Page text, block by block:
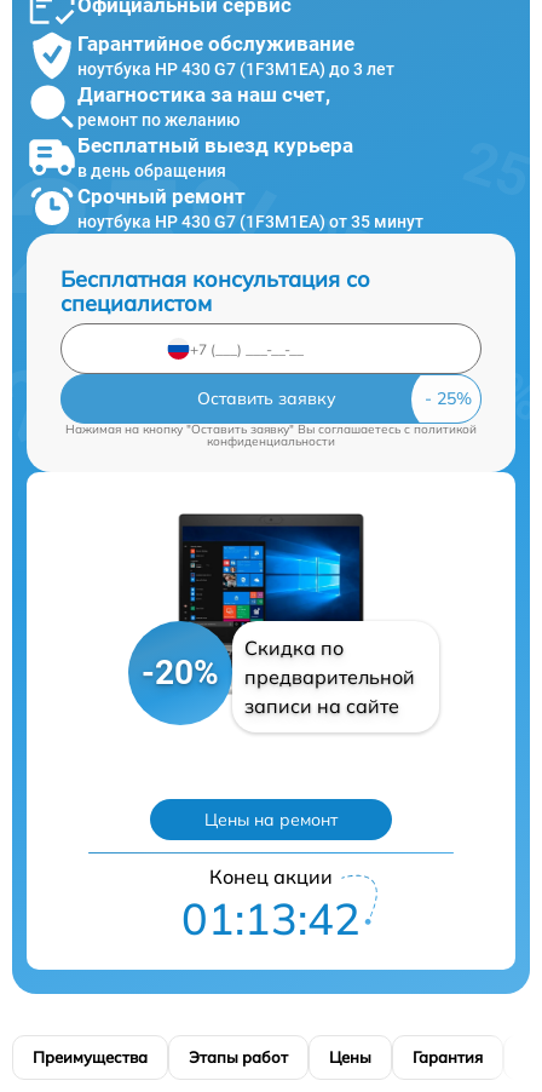
Официальный сервис
Гарантийное обслуживание
ноутбука HP 430 G7 (1F3M1EA) до 3 лет
Диагностика за наш счет,
ремонт по желанию
Бесплатный выезд курьера
в день обращения
Срочный ремонт
ноутбука HP 430 G7 (1F3M1EA) от 35 минут
Бесплатная консультация со
специалистом
Оставить заявку
Нажимая на кнопку "Оставить заявку" Вы соглашаетесь cполитикой
конфиденциальности
-20%
Скидка по
предварительной
записи на сайте
Цены на ремонт
Конец акции
01:13:41
Преимущества Этапы работ Цены Гарантия